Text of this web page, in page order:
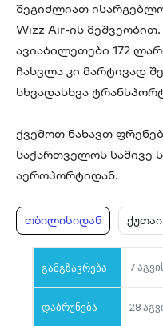
შეგიძლიათ
Wizz Air-ის
ავიაბილეთები 172
ჩასვლა კი მარტივად
სხვადასხვა
ქვემოთ ნახავთ
საქართველოს სამივე
აეროპორტიდან.
თბილისიდან
7
28